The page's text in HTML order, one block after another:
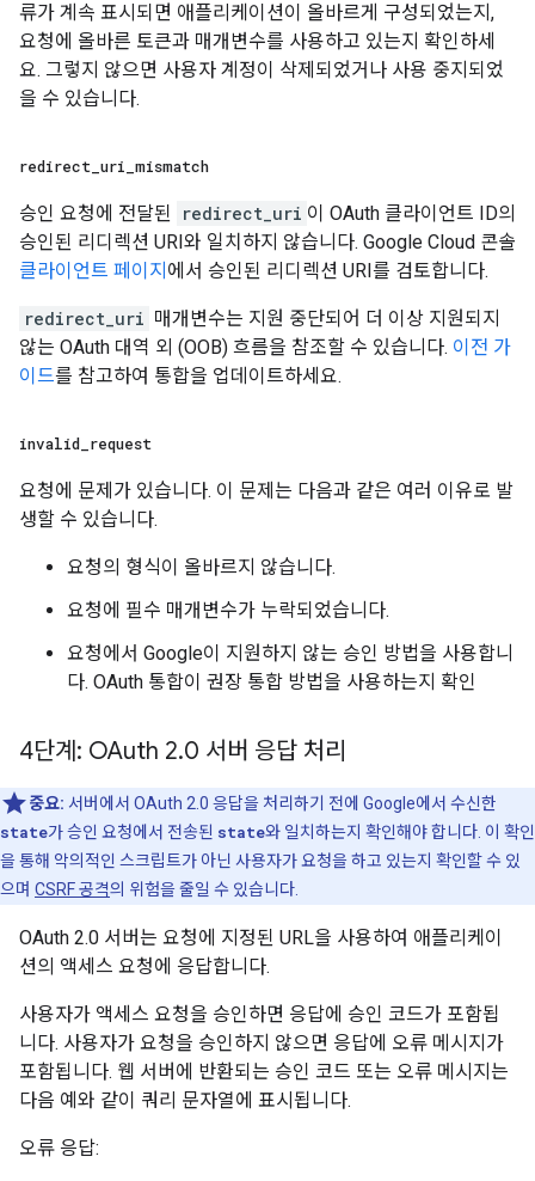
류가 계속 표시되면 애플리케이션이 올바르게 구성되었는지,
요청에 올바른 토큰과 매개변수를 사용하고 있는지 확인하세
요. 그렇지 않으면 사용자 계정이 삭제되었거나 사용 중지되었
을 수 있습니다.
redirect uri mismatch
승인 요청에 전달된 redirect_uri 이 OAuth 클라이언트 ID의
승인된 리디렉션 URI와 일치하지 않습니다. Google Cloud 콘솔
클라이언트 페이지 에서 승인된 리디렉션 URI를 검토합니다.
redirect_uri 매개변수는 지원 중단되어 더 이상 지원되지
않는 OAuth 대역 외 (OOB) 흐름을 참조할 수 있습니다. 이전 가
이드를 참고하여 통합을 업데이트하세요.
invalid request
요청에 문제가 있습니다. 이 문제는 다음과 같은 여러 이유로 발
생할 수 있습니다.
요청의 형식이 올바르지 않습니다.
요청에 필수 매개변수가 누락되었습니다.
요청에서 Google이 지원하지 않는 승인 방법을 사용합니
다. OAuth 통합이 권장 통합 방법을 사용하는지 확인
4단계: OAuth 2.0 서버 응답 처리
중요: 서버에서 OAuth 2.0 응답을 처리하기 전에 Google에서 수신한
state가 승인 요청에서 전송된 state와 일치하는지 확인해야 합니다. 이 확인
을 통해 악의적인 스크립트가 아닌 사용자가 요청을 하고 있는지 확인할 수 있
으며 CSRF 공격의 위험을 줄일 수 있습니다.
OAuth 2.0 서버는 요청에 지정된 URL을 사용하여 애플리케이
션의 액세스 요청에 응답합니다.
사용자가 액세스 요청을 승인하면 응답에 승인 코드가 포함됩
니다. 사용자가 요청을 승인하지 않으면 응답에 오류 메시지가
포함됩니다. 웹 서버에 반환되는 승인 코드 또는 오류 메시지는
다음 예와 같이 쿼리 문자열에 표시됩니다.
오류 응답: